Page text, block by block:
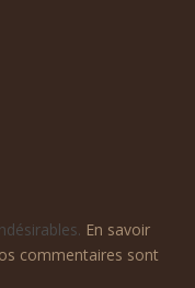
En savoir
commentaires sont